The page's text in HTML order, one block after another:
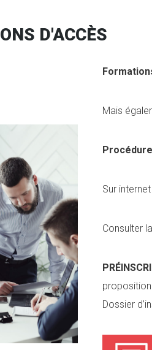
D'ACCÈS
Mais
Sur internet
Consulter la
Dossier